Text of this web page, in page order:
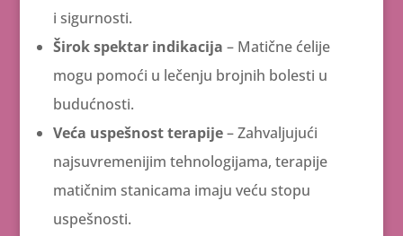
i sigurnosti.
Širok spektar indikacija – Matične ćelije
mogu pomoći u lečenju brojnih bolesti u
budućnosti.
Veća uspešnost terapije– Zahvaljujući
najsuvremenijim tehnologijama, terapije
matičnim stanicama imaju veću stopu
uspešnosti.